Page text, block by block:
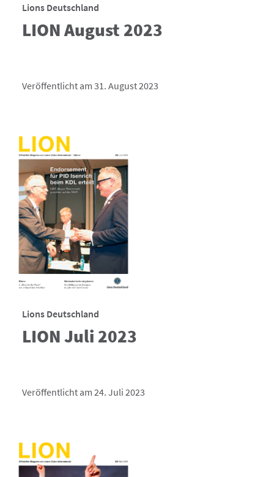
Lions Deutschland
LION August 2023
Veröffentlicht am 31. August 2023
Lions Deutschland
LION Juli 2023
Veröffentlicht am 24. Juli 2023